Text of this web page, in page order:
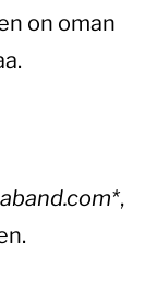
on oman
,